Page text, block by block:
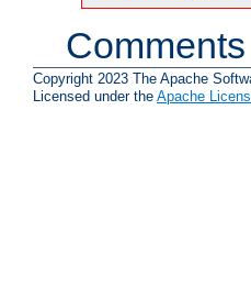
Copyright 2023 The Apache
Licensed under the Apache